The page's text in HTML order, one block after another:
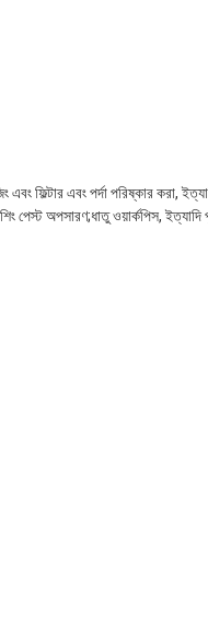
ফিল্টার এবং পর্দা পরিষ্কার করা,
অপসারণ;ধাতু ওয়ার্কপিস, ইত্যাদি